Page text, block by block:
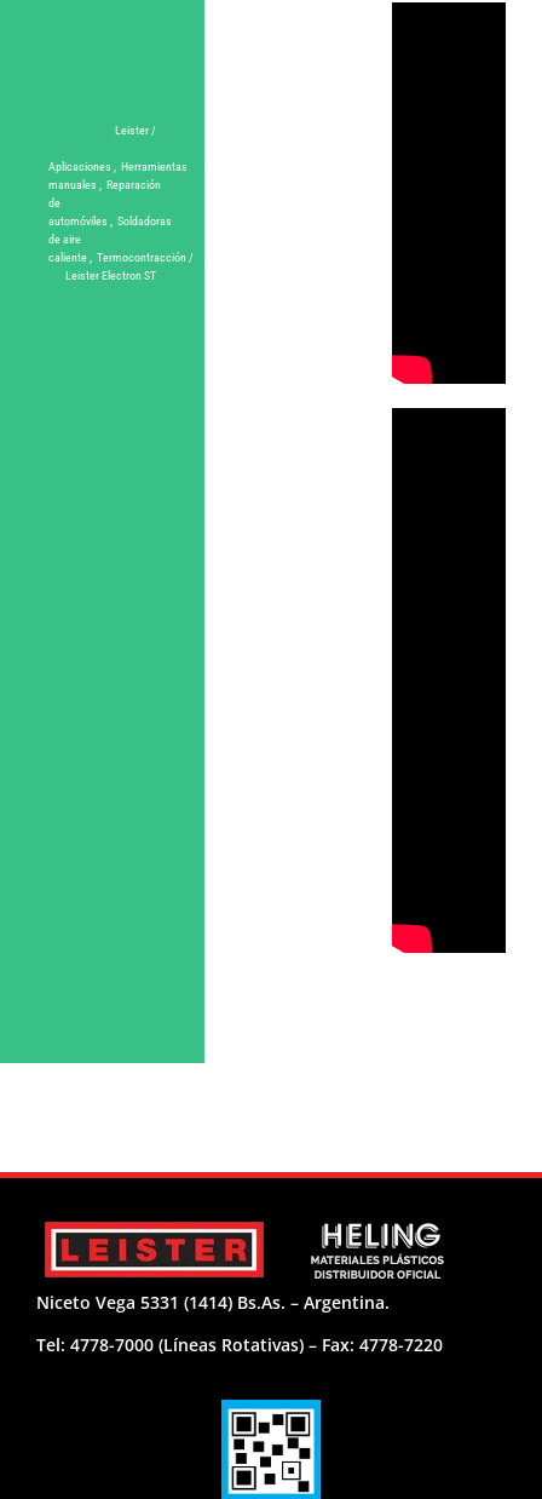
Leister /
Aplicaciones
Herramientas
manuales
Reparación
de
automóviles
Soldadoras
de aire
caliente
Termocontracción /
Leister Electron ST
Niceto Vega 5331 (1414) Bs.As. – Argentina.
Tel: 4778-7000 (Líneas Rotativas) – Fax: 4778-7220